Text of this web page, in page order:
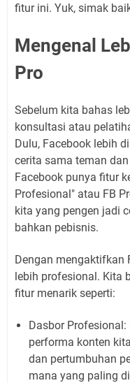
fitur ini. Yuk, simak
Mengenal
Pro
Sebelum kita bahas
konsultasi atau
Dulu, Facebook lebih
cerita sama teman
Facebook punya fitur
Profesional" atau FB
kita yang pengen jadi
bahkan pebisnis.
Dengan mengaktifkan
lebih profesional. Kita
fitur menarik seperti:
Dasbor Profesional:
performa konten
dan pertumbuhan
mana yang paling